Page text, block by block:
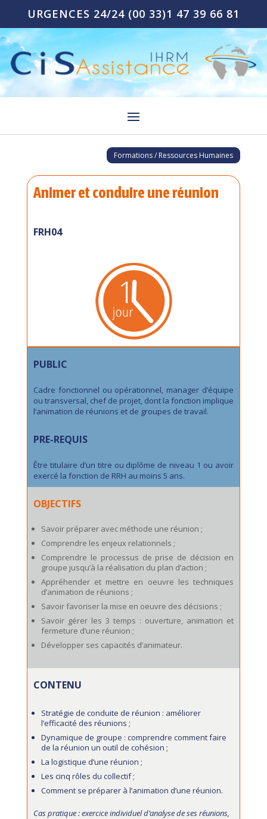
URGENCES 24/24 (00 33)1 47 39 66 81
Formations / Ressources Humaines
Animer et conduire une réunion
FRH04
PUBLIC
Cadre fonctionnel ou opérationnel, manager d’équipe
ou transversal, chef de projet, dont la fonction implique
l’animation de réunions et de groupes de travail.
PRE-REQUIS
Être titulaire d’un titre ou diplôme de niveau 1 ou avoir
exercé la fonction de RRH au moins 5 ans.
OBJECTIFS
Savoir préparer avec méthode une réunion ;
Comprendre les enjeux relationnels ;
Comprendre le processus de prise de décision en
groupe jusqu’à la réalisation du plan d’action ;
Appréhender et mettre en oeuvre les techniques
d’animation de réunions ;
Savoir favoriser la mise en oeuvre des décisions ;
Savoir gérer les 3 temps : ouverture, animation et
fermeture d’une réunion ;
Développer ses capacités d’animateur.
CONTENU
Stratégie de conduite de réunion : améliorer
l’efficacité des réunions ;
Dynamique de groupe : comprendre comment faire
de la réunion un outil de cohésion ;
La logistique d’une réunion ;
Les cinq rôles du collectif ;
Comment se préparer à l’animation d’une réunion.
Cas pratique : exercice individuel d’analyse de ses réunions,